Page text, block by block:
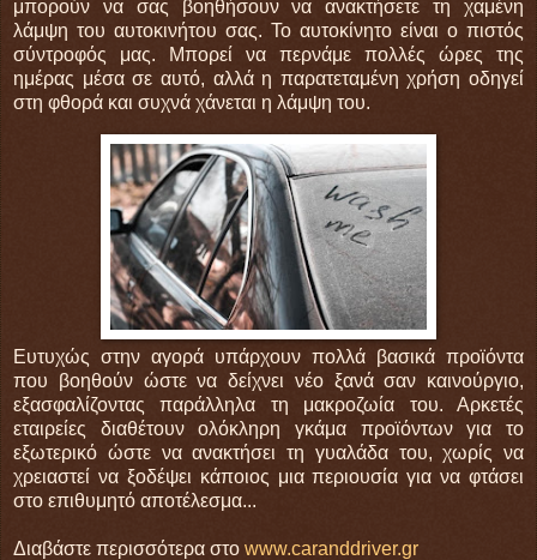
μπορούν να σας βοηθήσουν να ανακτήσετε τη χαμένη
λάμψη του αυτοκινήτου σας. Το αυτοκίνητο είναι ο πιστός
σύντροφός μας. Μπορεί να περνάμε πολλές ώρες της
ημέρας μέσα σε αυτό, αλλά η παρατεταμένη χρήση οδηγεί
στη φθορά και συχνά χάνεται η λάμψη του.
Ευτυχώς στην αγορά υπάρχουν πολλά βασικά προϊόντα
που βοηθούν ώστε να δείχνει νέο ξανά σαν καινούργιο,
εξασφαλίζοντας παράλληλα τη μακροζωία του. Αρκετές
εταιρείες διαθέτουν ολόκληρη γκάμα προϊόντων για το
εξωτερικό ώστε να ανακτήσει τη γυαλάδα του, χωρίς να
χρειαστεί να ξοδέψει κάποιος μια περιουσία για να φτάσει
στο επιθυμητό αποτέλεσμα...
Διαβάστε περισσότερα στο www.caranddriver.gr